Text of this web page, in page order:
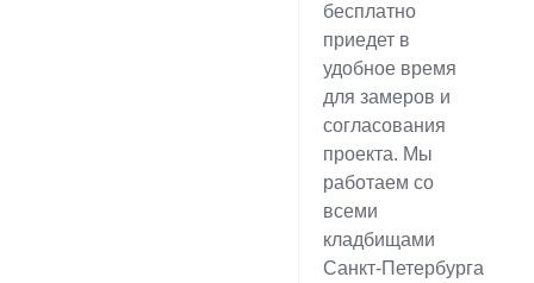
бесплатно
приедет в
удобное время
для замеров и
согласования
проекта. Мы
работаем со
всеми
кладбищами
Санкт-Петербурга